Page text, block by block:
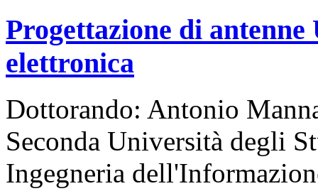
Progettazione di
elettronica
Dottorando: Antonio
Seconda Università degli
Ingegneria